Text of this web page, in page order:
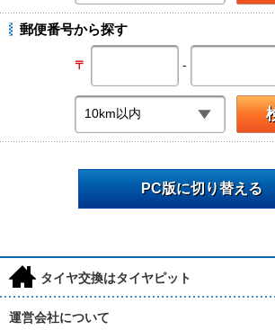
郵便番号から探す
〒 -
PC版に切り替える
h タイヤ交換はタイヤピット
運営会社について